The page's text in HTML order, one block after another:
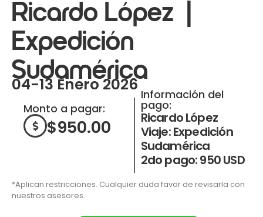
Ricardo López |
Expedición
Sudamérica
04-13 Enero 2026
Monto a pagar:
$950.00
Información del
pago:
Ricardo López
Viaje: Expedición
Sudamérica
2do pago: 950 USD
*Aplican restricciones. Cualquier duda favor de revisarla con
nuestros asesores.